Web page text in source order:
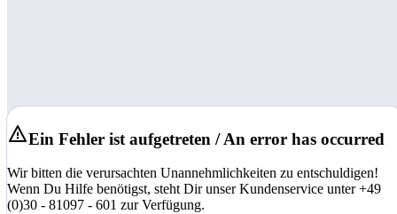
Ein Fehler ist aufgetreten / An error has occurred
Wir bitten die verursachten Unannehmlichkeiten zu entschuldigen!
Wenn Du Hilfe benötigst, steht Dir unser Kundenservice unter +49
(0)30 - 81097 - 601 zur Verfügung.